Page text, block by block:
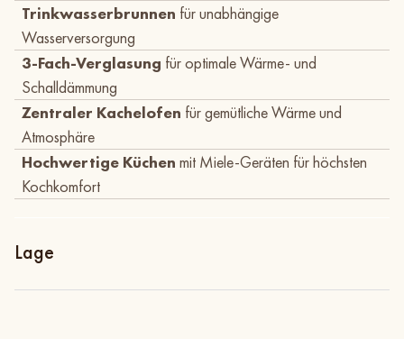
Trinkwasserbrunnen für unabhängige
Wasserversorgung
3-Fach-Verglasung für optimale Wärme- und
Schalldämmung
Zentraler Kachelofen für gemütliche Wärme und
Atmosphäre
Hochwertige Küchen mit Miele-Geräten für höchsten
Kochkomfort
Lage